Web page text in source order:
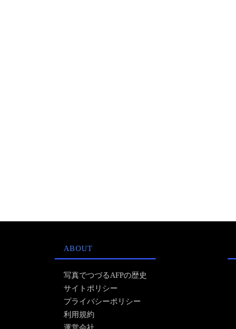
ABOUT
写真でつづるAFPの歴史
サイトポリシー
プライバシーポリシー
利用規約